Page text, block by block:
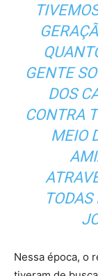
GENTE
DOS
CONTRA
MEIO
TODAS
Nessa época, o